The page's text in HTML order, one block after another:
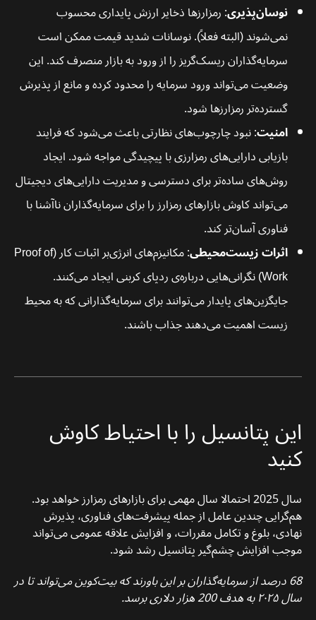
نوسان‌پذیری: رمزارزها ذخایر ارزش پایداری محسوب
نمی‌شوند (البته فعلاً). نوسانات شدید قیمت ممکن است
سرمایه‌گذاران ریسک‌گریز را از ورود به بازار منصرف کند. این
وضعیت می‌تواند ورود سرمایه را محدود کرده و مانع از پذیرش
گسترده‌تر رمزارزها شود.
امنیت: نبود چارچوب‌های نظارتی باعث می‌شود که فرایند
بازیابی دارایی‌های رمزارزی با پیچیدگی مواجه شود. ایجاد
روش‌های ساده‌تر برای دسترسی و مدیریت دارایی‌های دیجیتال
می‌تواند کاوش بازارهای رمزارز را برای سرمایه‌گذاران ناآشنا با
فناوری آسان‌تر کند.
اثرات زیست‌محیطی
: مکانیزم‌های انرژی‌بر اثبات کار (Proof of
Work) نگرانی‌هایی درباره‌ی ردپای کربنی ایجاد می‌کنند.
جایگزین‌های پایدار می‌توانند برای سرمایه‌گذارانی که به محیط
زیست اهمیت می‌دهند جذاب باشند.
این پتانسیل را با احتیاط کاوش
کنید
سال 2025 احتمالا سال مهمی برای بازارهای رمزارز خواهد بود.
هم‌گرایی چندین عامل از جمله پیشرفت‌های فناوری، پذیرش
نهادی، بلوغ و تکامل مقررات، و افزایش علاقه عمومی می‌تواند
موجب افزایش چشم‌گیر پتانسیل رشد شود.
68 درصد از سرمایه‌گذاران بر این باورند که بیت‌کوین می‌تواند تا در
سال ۲۰۲۵ به هدف 200 هزار دلاری برسد.